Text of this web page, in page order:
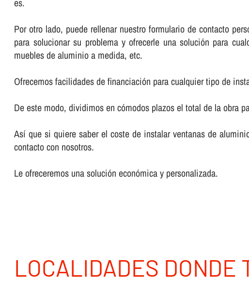
es.
Por otro lado, puede rellenar nuestro formulario de contacto
para solucionar su problema y ofrecerle una solución para
muebles de aluminio a medida, etc.
Ofrecemos facilidades de financiación para cualquier tipo de
De este modo, dividimos en cómodos plazos el total de la obra
Así­ que si quiere saber el coste de instalar ventanas de
contacto con nosotros.
Le ofreceremos una solución económica y personalizada.
LOCALIDADES DONDE